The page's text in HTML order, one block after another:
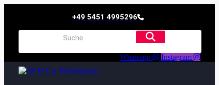
+49 5451 4995296
Whatsapp Instagram